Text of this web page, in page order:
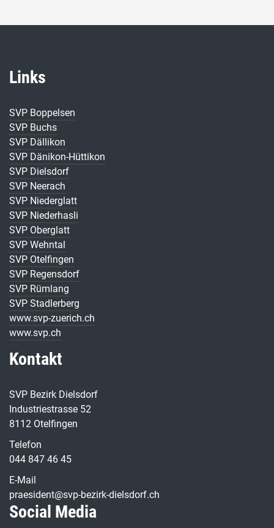
Links
SVP Boppelsen
SVP Buchs
SVP Dällikon
SVP Dänikon-Hüttikon
SVP Dielsdorf
SVP Neerach
SVP Niederglatt
SVP Niederhasli
SVP Oberglatt
SVP Wehntal
SVP Otelfingen
SVP Regensdorf
SVP Rümlang
SVP Stadlerberg
www.svp-zuerich.ch
www.svp.ch
Kontakt
SVP Bezirk Dielsdorf
Industriestrasse 52
8112 Otelfingen
Telefon
044 847 46 45
E-Mail
praesident@svp-bezirk-dielsdorf.ch
Social Media